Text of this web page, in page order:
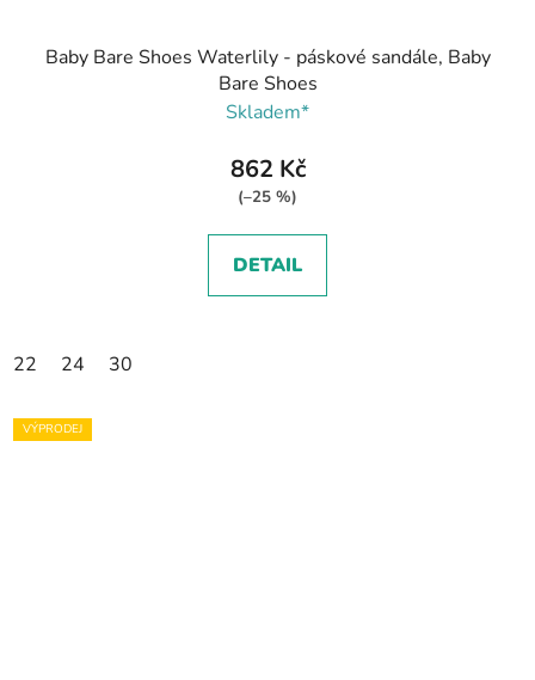
Baby Bare Shoes Waterlily - páskové sandále, Baby
Bare Shoes
Skladem*
862 Kč
(–25 %)
DETAIL
22 24 30
VÝPRODEJ